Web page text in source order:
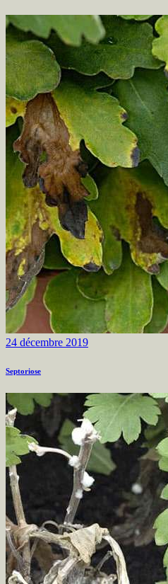
24 décembre 2019
Septoriose